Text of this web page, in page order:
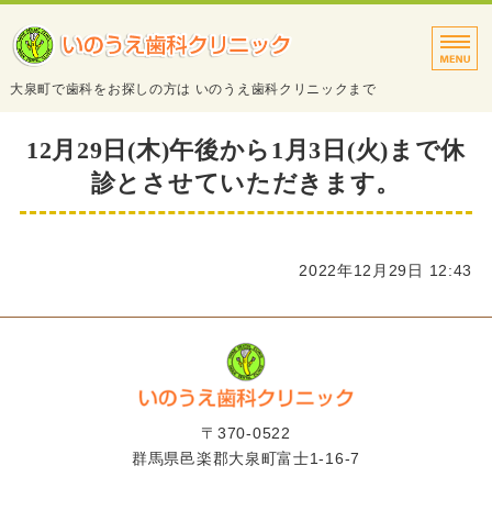
タイトルサンプル
大泉町で歯科をお探しの方は いのうえ歯科クリニックまで
トップページ
診療案内
12月29日(木)午後から1月3日(火)まで休
診とさせていただきます。
2022年12月29日 12:43
〒370-0522
群馬県邑楽郡大泉町富士1-16-7